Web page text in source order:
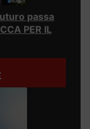
passa
PER IL